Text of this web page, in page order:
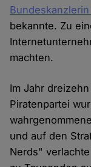
bekannte. Zu
machten.
Im Jahr
Piratenpartei
und auf den
Nerds"